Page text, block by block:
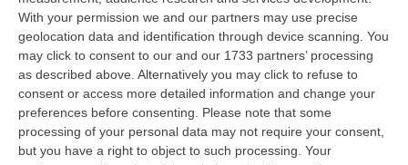
With your permission we and our partners may use precise
geolocation data and identification through device scanning. You
may click to consent to our and our 1733 partners’ processing
as described above. Alternatively you may click to refuse to
consent or access more detailed information and change your
preferences before consenting.
Please note that some
processing of your personal data may not require your consent,
but you have a right to object to such processing. Your
Incendio Sul Pollino, Convalidato L’arresto Del 56enne Piromane
“MORANO E’ stato convalidato l’arresto del 56enne arrestato in flagranza
e accusato di incendio boschivo. L’arresto era giunto a conclusione…
07 Agosto, 15:08
Trappole Vietate Per Catturare Fauna Selvatica, Ritirati A Un
“cacciatore” Di Fabrizia Cinque Fucili E 233 Munizioni